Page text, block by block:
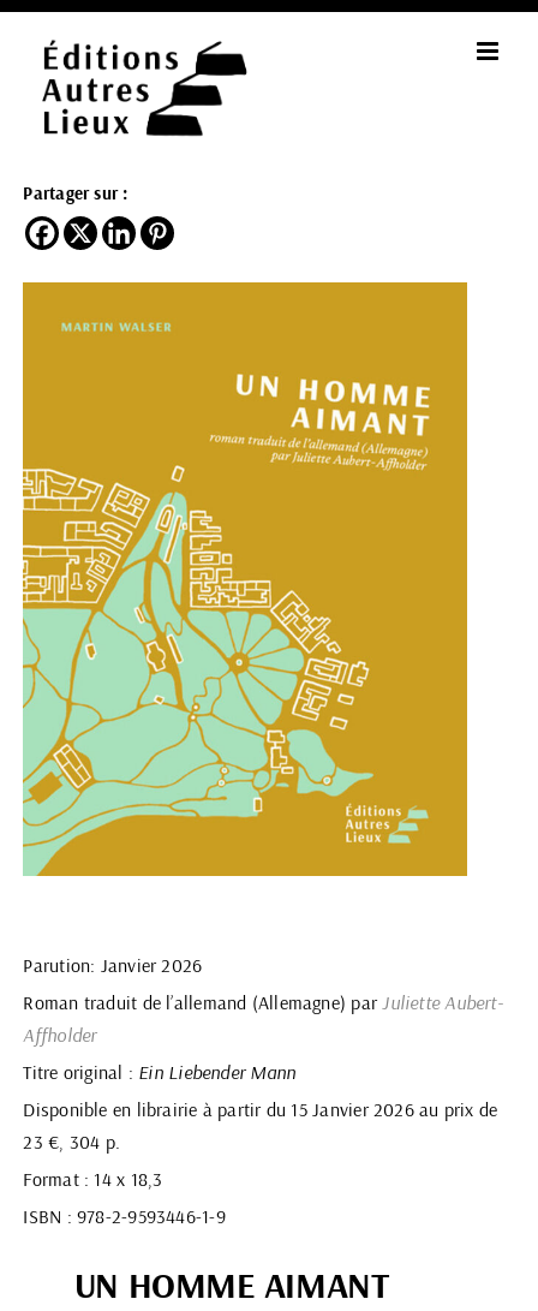
Passer
contenu
Partager sur :
Parution: Janvier 2026
Roman traduit de l’allemand (Allemagne) parJuliette Aubert-
Affholder
Titre original : Ein Liebender Mann
Disponible en librairie à partir du 15 Janvier 2026 au prix de
23 €, 304 p.
Format : 14 x 18,3
ISBN : 978-2-9593446-1-9
UN HOMME AIMANT